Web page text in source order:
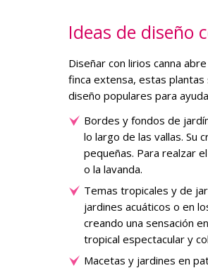
Ideas de diseño
Diseñar con lirios canna
finca extensa, estas
diseño populares para
Bordes y fondos de
lo largo de las vallas. Su
pequeñas. Para realzar
o la lavanda.
Temas tropicales y de
jardines acuáticos o en
creando una sensación
tropical espectacular y
Macetas y jardines en